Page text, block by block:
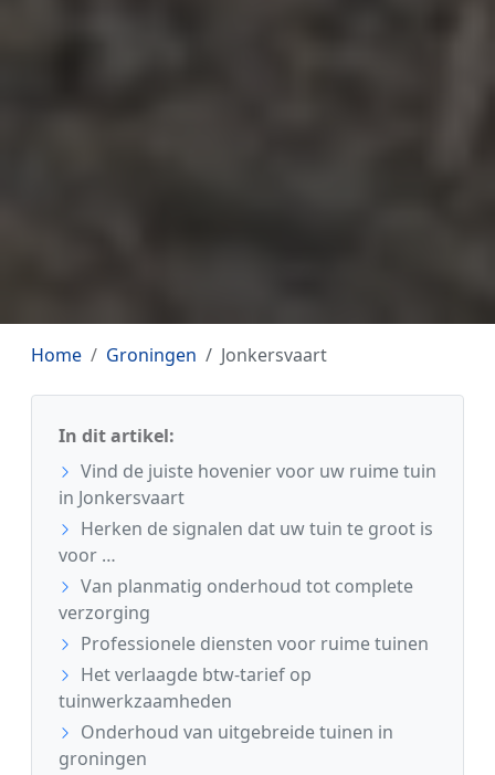
Home Groningen Jonkersvaart
In dit artikel:
Vind de juiste hovenier voor uw ruime tuin
in Jonkersvaart
Herken de signalen dat uw tuin te groot is
voor …
Van planmatig onderhoud tot complete
verzorging
Professionele diensten voor ruime tuinen
Het verlaagde btw-tarief op
tuinwerkzaamheden
Onderhoud van uitgebreide tuinen in
groningen